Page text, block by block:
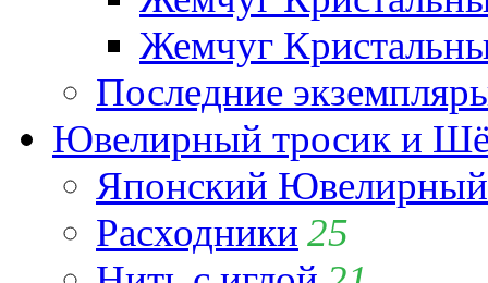
Жемчуг
Последние
Ювелирный тросик и
Японский
Расходники 25